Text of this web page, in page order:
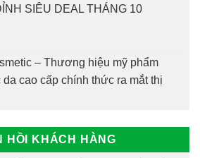
SIÊU DEAL THÁNG 10
– Thương hiệu mỹ phẩm
da cao cấp chính thức ra mắt thị
HỒI KHÁCH HÀNG